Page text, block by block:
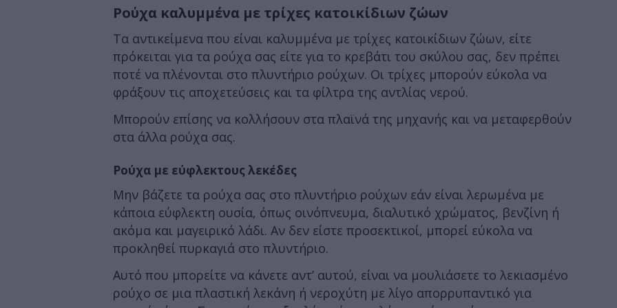
Ρούχα καλυμμένα με τρίχες κατοικίδιων ζώων
Τα αντικείμενα που είναι καλυμμένα με τρίχες κατοικίδιων ζώων, είτε
πρόκειται για τα ρούχα σας είτε για το κρεβάτι του σκύλου σας, δεν πρέπει
ποτέ να πλένονται στο πλυντήριο ρούχων. Οι τρίχες μπορούν εύκολα να
φράξουν τις αποχετεύσεις και τα φίλτρα της αντλίας νερού.
Μπορούν επίσης να κολλήσουν στα πλαϊνά της μηχανής και να μεταφερθούν
στα άλλα ρούχα σας.
Ρούχα με εύφλεκτους λεκέδες
Μην βάζετε τα ρούχα σας στο πλυντήριο ρούχων εάν είναι λερωμένα με
κάποια εύφλεκτη ουσία, όπως οινόπνευμα, διαλυτικό χρώματος, βενζίνη ή
ακόμα και μαγειρικό λάδι. Αν δεν είστε προσεκτικοί, μπορεί εύκολα να
προκληθεί πυρκαγιά στο πλυντήριο.
Αυτό που μπορείτε να κάνετε αντ’ αυτού, είναι να μουλιάσετε το λεκιασμένο
ρούχο σε μια πλαστική λεκάνη ή νεροχύτη με λίγο απορρυπαντικό για